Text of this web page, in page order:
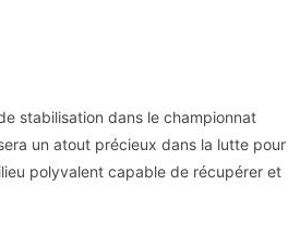
stabilisation dans le championnat
un atout précieux dans la lutte pour
polyvalent capable de récupérer et